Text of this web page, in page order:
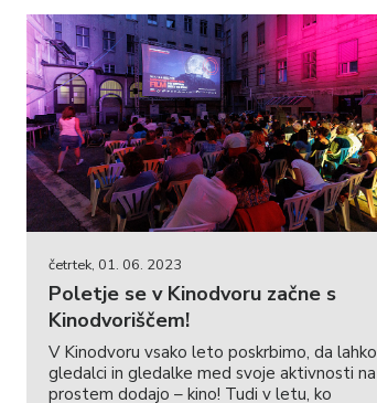
četrtek, 01. 06. 2023
Poletje se v Kinodvoru začne s
Kinodvoriščem!
V Kinodvoru vsako leto poskrbimo, da lahko
gledalci in gledalke med svoje aktivnosti na
prostem dodajo – kino! Tudi v letu, ko